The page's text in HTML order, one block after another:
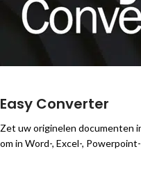
Easy Converter
Zet uw originelen documenten
om in Word-, Excel-,